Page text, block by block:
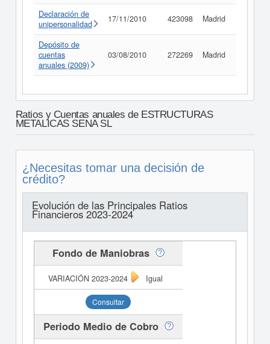
Declaración de
unipersonalidad
17/11/2010 423098 Madrid
Depósito de
cuentas
anuales (2009)
03/08/2010 272269 Madrid
Ratios y Cuentas anuales de ESTRUCTURAS
METALICAS SENA SL
¿Necesitas tomar una decisión de
crédito?
Evolución de las Principales Ratios
Financieros 2023-2024
Fondo de Maniobras
Igual
Consultar
Periodo Medio de Cobro